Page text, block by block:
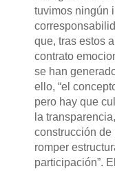
tuvimos ningún
que, tras estos
contrato
se han
ello, “el
pero hay que
la
construcción de
romper
participación”.